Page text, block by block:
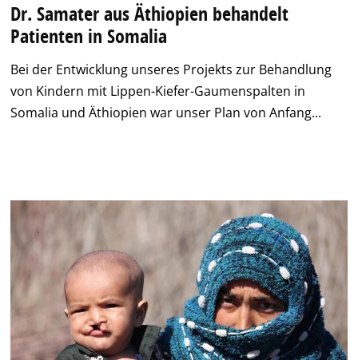
Dr. Samater aus Äthiopien behandelt
Patienten in Somalia
Bei der Entwicklung unseres Projekts zur Behandlung
von Kindern mit Lippen-Kiefer-Gaumenspalten in
Somalia und Äthiopien war unser Plan von Anfang...